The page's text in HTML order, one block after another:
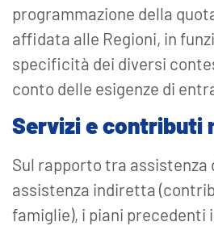
programmazione della
affidata alle Regioni, in
specificità dei diversi
conto delle esigenze di
Servizi e contributi
Sul rapporto tra assistenza
assistenza indiretta
famiglie), i piani precedenti